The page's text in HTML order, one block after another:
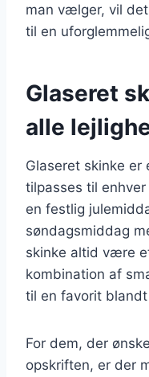
man vælger, vil
til en
Glaseret
alle
Glaseret skinke er
tilpasses til
en festlig
søndagsmiddag
skinke altid være
kombination af
til en favorit
For dem, der
opskriften, er der